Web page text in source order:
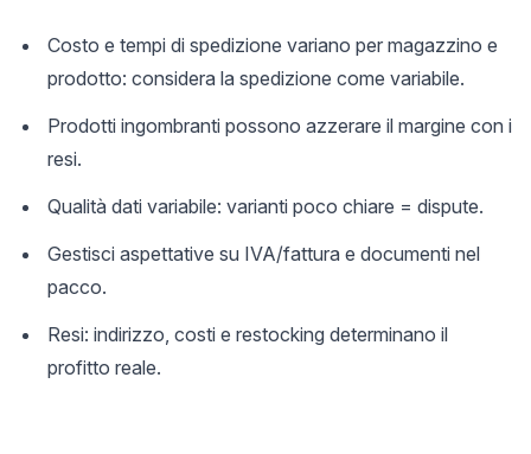
Costo e tempi di spedizione variano per magazzino e
prodotto: considera la spedizione come variabile.
Prodotti ingombranti possono azzerare il margine con i
resi.
Qualità dati variabile: varianti poco chiare = dispute.
Gestisci aspettative su IVA/fattura e documenti nel
pacco.
Resi: indirizzo, costi e restocking determinano il
profitto reale.